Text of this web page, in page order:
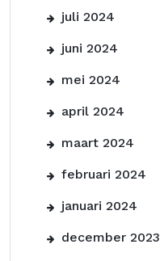
juli 2024
juni 2024
mei 2024
april 2024
maart 2024
februari 2024
januari 2024
december 2023